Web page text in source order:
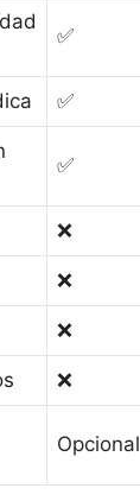
✅
✅
✅
❌
❌
❌
❌
Opcional